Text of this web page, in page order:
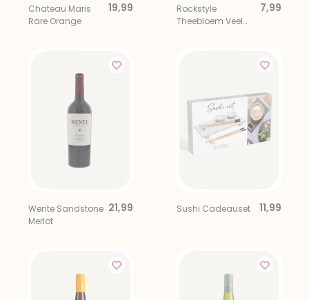
Chateau Maris
Rare Orange
19,99
Rockstyle
Theebloem Veel
7,99
Wente Sandstone
Merlot
21,99 Sushi Cadeauset 11,99